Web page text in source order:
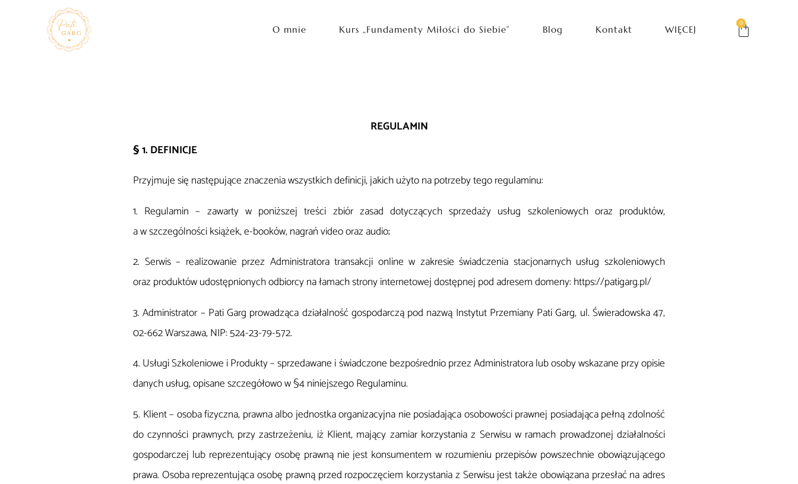
O mnie Kurs „Fundamenty Miłości do Siebie” Blog Kontakt WIĘCEJ
0
REGULAMIN
§ 1. DEFINICJE
Przyjmuje się następujące znaczenia wszystkich definicji, jakich użyto na potrzeby tego regulaminu:
1. Regulamin – zawarty w poniższej treści zbiór zasad dotyczących sprzedaży usług szkoleniowych oraz produktów,
a w szczególności książek, e-booków, nagrań video oraz audio;
2. Serwis – realizowanie przez Administratora transakcji online w zakresie świadczenia stacjonarnych usług szkoleniowych
oraz produktów udostępnionych odbiorcy na łamach strony internetowej dostępnej pod adresem domeny: https://patigarg.pl/
3. Administrator – Pati Garg prowadząca działalność gospodarczą pod nazwą Instytut Przemiany Pati Garg, ul. Świeradowska 47,
02-662 Warszawa, NIP: 524-23-79-572.
4. Usługi Szkoleniowe i Produkty – sprzedawane i świadczone bezpośrednio przez Administratora lub osoby wskazane przy opisie
danych usług, opisane szczegółowo w §4 niniejszego Regulaminu.
5. Klient – osoba fizyczna, prawna albo jednostka organizacyjna nie posiadająca osobowości prawnej posiadająca pełną zdolność
do czynności prawnych, przy zastrzeżeniu, iż Klient, mający zamiar korzystania z Serwisu w ramach prowadzonej działalności
gospodarczej lub reprezentujący osobę prawną nie jest konsumentem w rozumieniu przepisów powszechnie obowiązującego
prawa. Osoba reprezentująca osobę prawną przed rozpoczęciem korzystania z Serwisu jest także obowiązana przesłać na adres